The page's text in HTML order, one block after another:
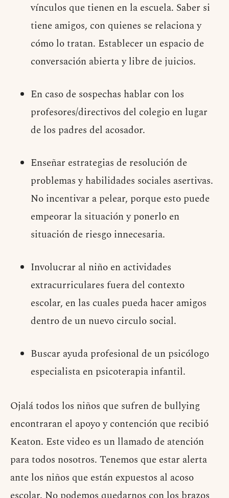
vínculos que tienen en la escuela. Saber si
tiene amigos, con quienes se relaciona y
cómo lo tratan. Establecer un espacio de
conversación abierta y libre de juicios.
En caso de sospechas hablar con los
profesores/directivos del colegio en lugar
de los padres del acosador.
Enseñar estrategias de resolución de
problemas y habilidades sociales asertivas.
No incentivar a pelear, porque esto puede
empeorar la situación y ponerlo en
situación de riesgo innecesaria.
Involucrar al niño en actividades
extracurriculares fuera del contexto
escolar, en las cuales pueda hacer amigos
dentro de un nuevo circulo social.
Buscar ayuda profesional de un psicólogo
especialista en psicoterapia infantil.
Ojalá todos los niños que sufren de bullying
encontraran el apoyo y contención que recibió
Keaton. Este video es un llamado de atención
para todos nosotros. Tenemos que estar alerta
ante los niños que están expuestos al acoso